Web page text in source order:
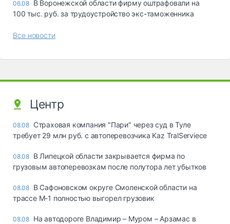
06.08 В Воронежской области фирму оштрафовали на
100 тыс. руб. за трудоустройство экс-таможенника
Все новости
Центр
08.08 Страховая компания "Пари" через суд в Туле
требует 29 млн руб. с автоперевозчика Kaz TralServiece
08.08 В Липецкой области закрывается фирма по
грузовым автоперевозкам после полутора лет убытков
08.08 В Сафоновском округе Смоленской области на
трассе М-1 полностью выгорел грузовик
08.08 На автодороге Владимир – Муром – Арзамас в